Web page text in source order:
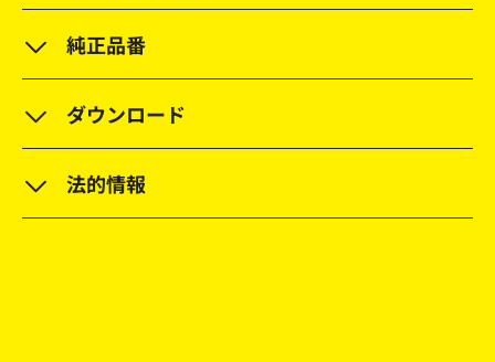
純正品番
ダウンロード
法的情報